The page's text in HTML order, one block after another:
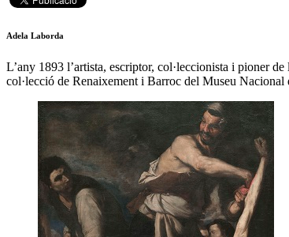
Adela Laborda
L’any 1893 l’artista, escriptor, col·leccionista i pioner
col·lecció de Renaixement i Barroc del Museu Nacional